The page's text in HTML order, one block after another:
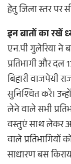
हेतु जिला स्तर पर
इन बातों का रखें
एन.पी गुलेरिया ने
प्रतिभागी और दल
बिहारी वाजपेयी
सुनिश्चित करें।
लेने वाले सभी
वस्तुएं साथ लेकर
वाले प्रतिभागियों
साधारण बस